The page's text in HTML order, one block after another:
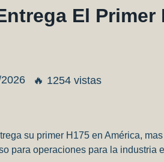
El Primer
🔥 1254 vistas
su primer H175 en América,
para operaciones para la